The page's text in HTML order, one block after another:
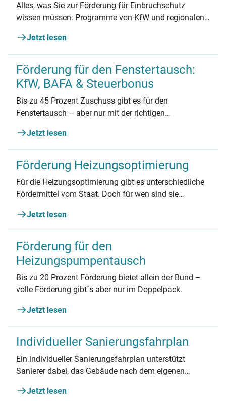
Alles, was Sie zur Förderung für Einbruchschutz
wissen müssen: Programme von KfW und regionalen
und mehr.
Jetzt lesen
Förderung für den Fenstertausch:
KfW, BAFA & Steuerbonus
Bis zu 45 Prozent Zuschuss gibt es für den
Fenstertausch – aber nur mit der richtigen
Jetzt lesen
Förderung Heizungsoptimierung
Für die Heizungsoptimierung gibt es unterschiedliche
Fördermittel vom Staat. Doch für wen sind sie
beantworten die wichtigsten Fragen.
Jetzt lesen
Förderung für den
Heizungspumpentausch
Bis zu 20 Prozent Förderung bietet allein der Bund –
volle Förderung gibt´s aber nur im Doppelpack.
Jetzt lesen
Individueller Sanierungsfahrplan
Ein individueller Sanierungsfahrplan unterstützt
Sanierer dabei, das Gebäude nach dem eigenen
modernisieren.
Jetzt lesen